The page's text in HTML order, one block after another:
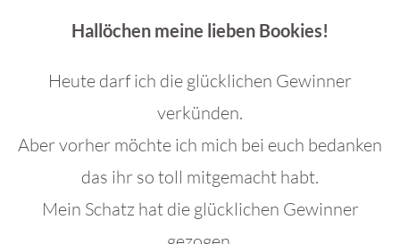
Hallöchen meine lieben Bookies!
Heute darf ich die glücklichen Gewinner
verkünden.
Aber vorher möchte ich mich bei euch bedanken
das ihr so toll mitgemacht habt.
Mein Schatz hat die glücklichen Gewinner